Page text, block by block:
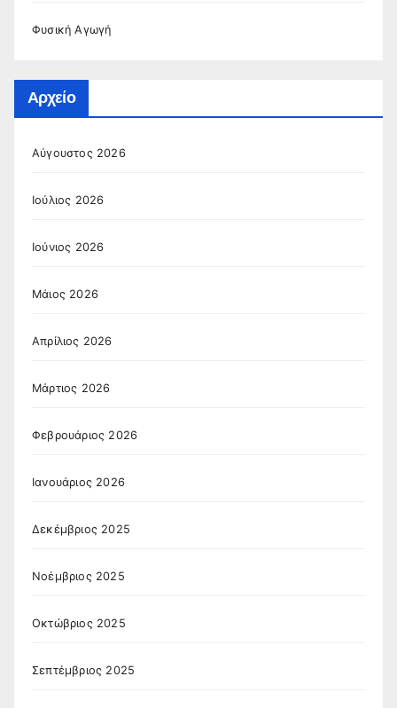
Φυσική Αγωγή
Αρχείο
Αύγουστος 2026
Ιούλιος 2026
Ιούνιος 2026
Μάιος 2026
Απρίλιος 2026
Μάρτιος 2026
Φεβρουάριος 2026
Ιανουάριος 2026
Δεκέμβριος 2025
Νοέμβριος 2025
Οκτώβριος 2025
Σεπτέμβριος 2025